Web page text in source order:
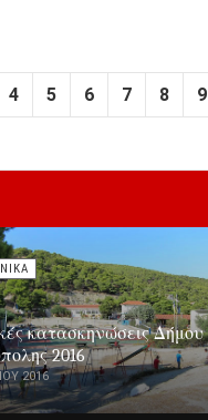
4 5 6 7 8 9
κατασκηνώσεις Δήμου
2016
2016